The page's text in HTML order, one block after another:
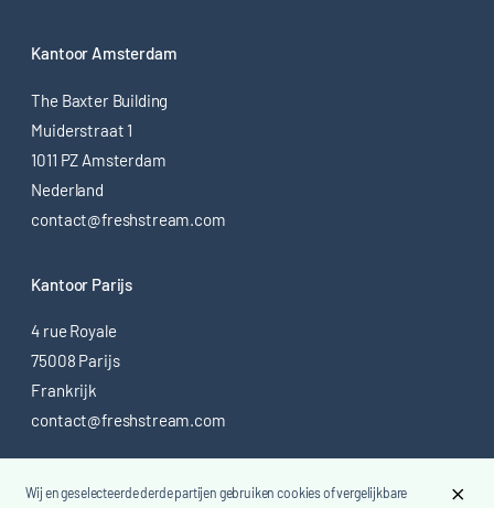
Kantoor Amsterdam
The Baxter Building
Muiderstraat 1
1011 PZ Amsterdam
Nederland
contact@freshstream.com
Kantoor Parijs
4 rue Royale
75008 Parijs
Frankrijk
contact@freshstream.com
Wij en geselecteerde derde partijen gebruiken cookies of vergelijkbare